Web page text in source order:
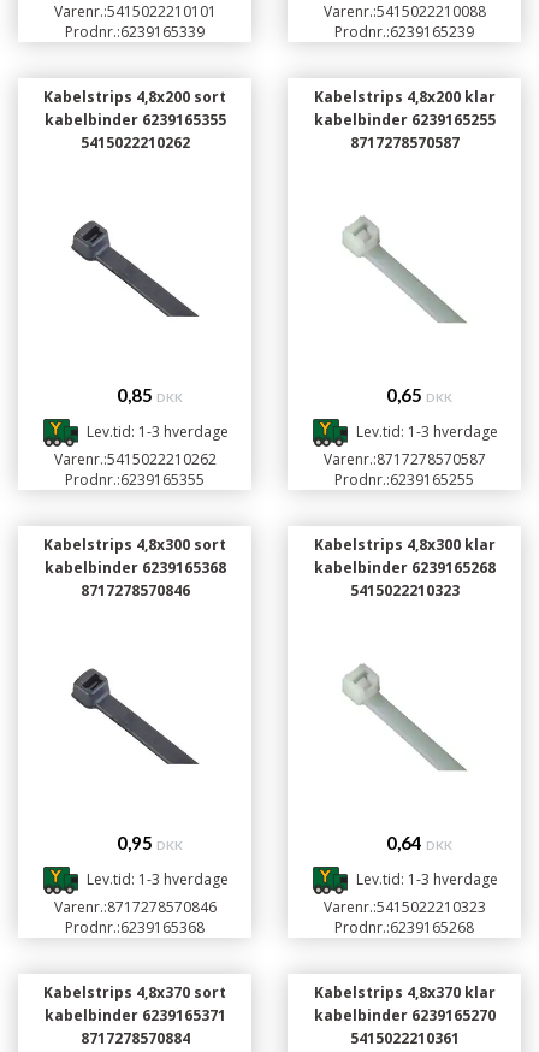
Varenr.:5415022210101
Prodnr.:6239165339
Varenr.:5415022210088
Prodnr.:6239165239
Kabelstrips 4,8x200 sort
kabelbinder 6239165355
5415022210262
0,85 DKK
Lev.tid: 1-3 hverdage
Varenr.:5415022210262
Prodnr.:6239165355
Kabelstrips 4,8x200 klar
kabelbinder 6239165255
8717278570587
0,65 DKK
Lev.tid: 1-3 hverdage
Varenr.:8717278570587
Prodnr.:6239165255
Kabelstrips 4,8x300 sort
kabelbinder 6239165368
8717278570846
0,95 DKK
Lev.tid: 1-3 hverdage
Varenr.:8717278570846
Prodnr.:6239165368
Kabelstrips 4,8x300 klar
kabelbinder 6239165268
5415022210323
0,64 DKK
Lev.tid: 1-3 hverdage
Varenr.:5415022210323
Prodnr.:6239165268
Kabelstrips 4,8x370 sort
kabelbinder 6239165371
8717278570884
Kabelstrips 4,8x370 klar
kabelbinder 6239165270
5415022210361